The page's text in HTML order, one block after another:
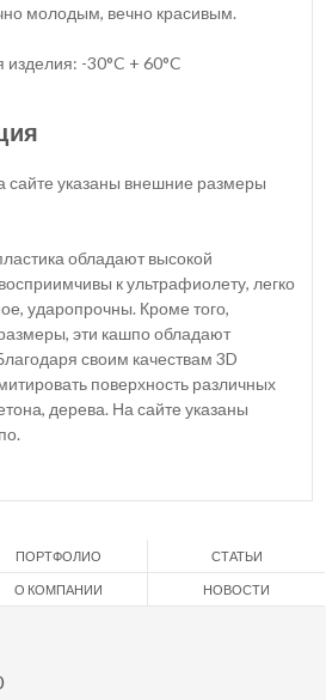
молодым, вечно красивым.
-30°C + 60°C
сайте указаны внешние размеры
обладают высокой
к ультрафиолету, легко
ударопрочны. Кроме того,
эти кашпо обладают
своим качествам 3D
поверхность различных
дерева. На сайте указаны
ПОРТФОЛИО СТАТЬИ
О КОМПАНИИ НОВОСТИ